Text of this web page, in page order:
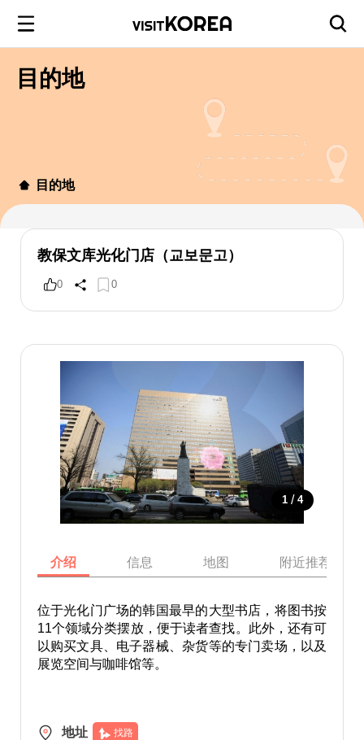
目的地
目的地
教保文库光化门店（교보문고）
0 0
1 / 4
介绍 信息 地图 附近推荐景点
位于光化门广场的韩国最早的大型书店，将图书按
11个领域分类摆放，便于读者查找。此外，还有可
以购买文具、电子器械、杂货等的专门卖场，以及
展览空间与咖啡馆等。
地址 找路